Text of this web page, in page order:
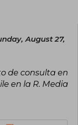
August 27,
de consulta en
en la R. Media